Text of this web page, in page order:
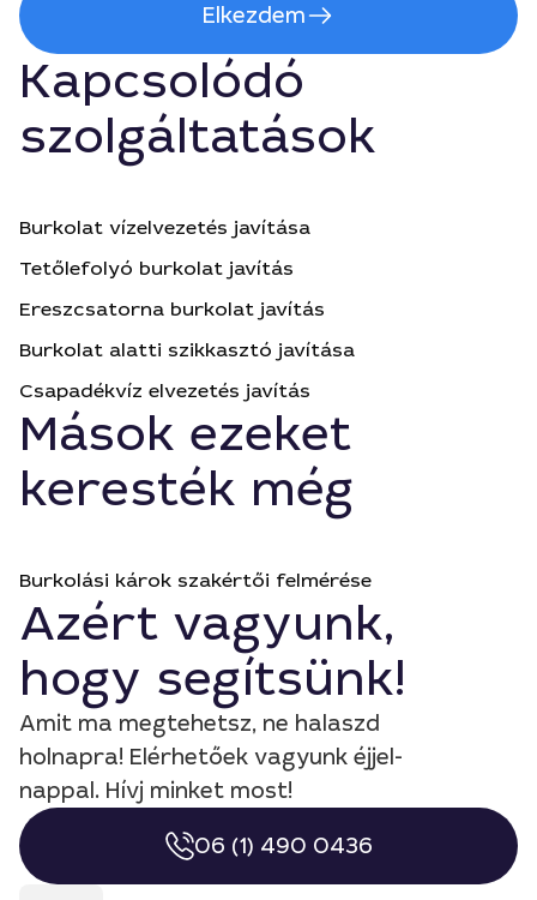
Elkezdem
Kapcsolódó
szolgáltatások
Burkolat vízelvezetés javítása
Tetőlefolyó burkolat javítás
Ereszcsatorna burkolat javítás
Burkolat alatti szikkasztó javítása
Csapadékvíz elvezetés javítás
Mások ezeket
keresték még
Burkolási károk szakértői felmérése
Azért vagyunk,
hogy segítsünk!
Amit ma megtehetsz, ne halaszd
holnapra! Elérhetőek vagyunk éjjel-
nappal. Hívj minket most!
06 (1) 490 0436